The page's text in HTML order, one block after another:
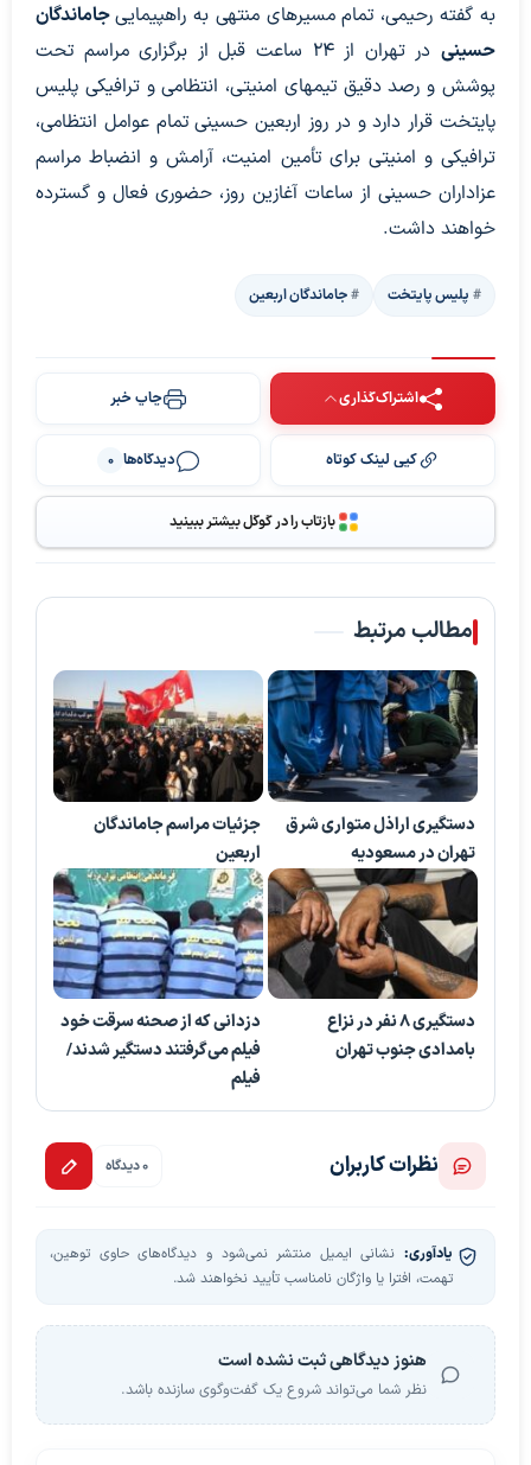
به گفته رحیمی، تمام مسیرهای منتهی به راهپیماییجاماندگان
حسینی
در تهران از 24 ساعت قبل از برگزاری مراسم تحت
پوشش و رصد دقیق تیمهای امنیتی، انتظامی و ترافیکی پلیس
پایتخت قرار دارد و در روز اربعین حسینی تمام عوامل انتظامی،
ترافیکی و امنیتی برای تأمین امنیت، آرامش و انضباط مراسم
عزاداران حسینی از ساعات آغازین روز، حضوری فعال و گسترده
خواهند داشت.
پلیس پایتخت جاماندگان اربعین
اشتراک‌گذاری چاپ خبر
کپی لینک کوتاه دیدگاه‌ها 0
بازتاب را در گوگل بیشتر ببینید
مطالب مرتبط
دستگیری اراذل متواری شرق
تهران در مسعودیه
جزئیات مراسم جاماندگان
اربعین
دستگیری 8 نفر در نزاع
بامدادی جنوب تهران
دزدانی که از صحنه سرقت خود
فیلم می‌گرفتند دستگیر شدند/
فیلم
نظرات کاربران 0 دیدگاه
یادآوری: نشانی ایمیل منتشر نمی‌شود و دیدگاه‌های حاوی توهین،
تهمت، افترا یا واژگان نامناسب تأیید نخواهند شد.
هنوز دیدگاهی ثبت نشده است
نظر شما می‌تواند شروع یک گفت‌وگوی سازنده باشد.